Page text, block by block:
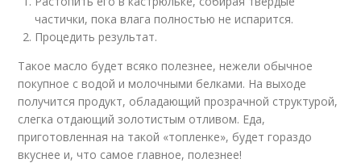
частички, пока влага полностью не испарится.
Процедить результат.
Такое масло будет всяко полезнее, нежели обычное
покупное с водой и молочными белками. На выходе
получится продукт, обладающий прозрачной структурой,
слегка отдающий золотистым отливом. Еда,
приготовленная на такой «топленке», будет гораздо
вкуснее и, что самое главное, полезнее!